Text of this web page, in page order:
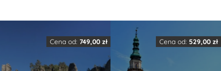
Cena od: 749,00 zł Cena od: 529,00 zł